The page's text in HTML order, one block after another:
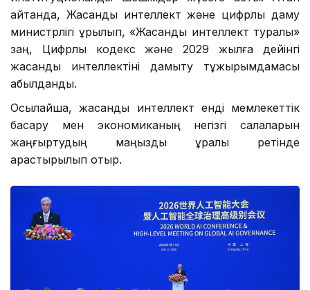
айтқанда, Жасанды интеллект және цифрлық даму
министрлігі құрылып, «Жасанды интеллект туралы»
заң, Цифрлық кодекс және 2029 жылға дейінгі
жасанды интеллектіні дамыту тұжырымдамасы
қабылданды.
Осылайша, жасанды интеллект енді мемлекеттік
басқару мен экономиканың негізгі салаларын
жаңғыртудың маңызды құралы ретінде
қарастырылып отыр.